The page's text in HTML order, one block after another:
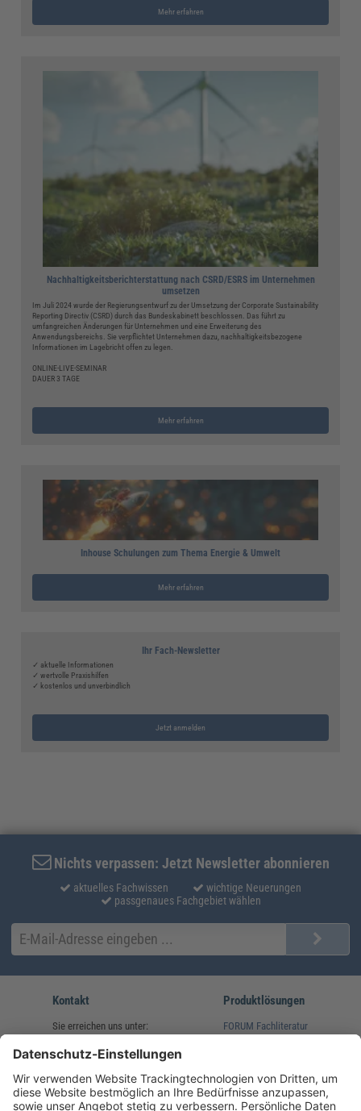
Mehr erfahren
Nachhaltigkeitsberichterstattung nach CSRD/ESRS im Unternehmen
umsetzen
Im Juli 2024 wurde der Regierungsentwurf zu der Umsetzung der Corporate Sustainability
Reporting Directiv (CSRD) durch das Bundeskabinett beschlossen. Das führt zu
umfangreichen Änderungen für Unternehmen und eine Erweiterung des
Anwendungsbereichs. Sie verpflichtet Unternehmen dazu, nachhaltigkeitsbezogene
Informationen im Lagebricht offen zu legen.
ONLINE-LIVE-SEMINAR
DAUER 3 TAGE
Mehr erfahren
Inhouse Schulungen zum Thema Energie & Umwelt
Mehr erfahren
Ihr Fach-Newsletter
✓ aktuelle Informationen
✓ wertvolle Praxishilfen
✓ kostenlos und unverbindlich
Jetzt anmelden
Nichts verpassen: Jetzt Newsletter abonnieren
aktuelles Fachwissen
wichtige Neuerungen
passgenaues Fachgebiet wählen
Kontakt
Sie erreichen uns unter:
(08233) 38 11 23
service@forum-verlag.com
Mo-Do 07:30 - 17:00 Uhr
Produktlösungen
FORUM Fachliteratur